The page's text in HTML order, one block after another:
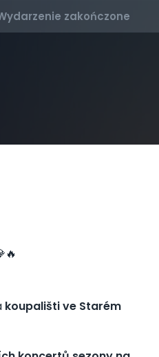
zakończone
koupališti ve Starém